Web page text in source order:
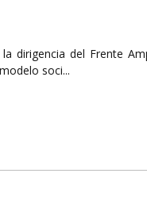
dirigencia del Frente
soci...